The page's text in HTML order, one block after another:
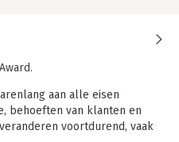
aan alle eisen
behoeften van klanten en
voortdurend, vaak